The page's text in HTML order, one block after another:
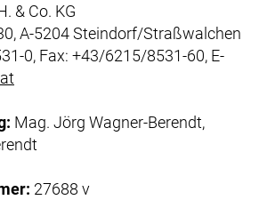
& Co. KG
A-5204 Steindorf/Straßwalchen
0, Fax: +43/6215/8531-60, E-
Mag. Jörg Wagner-Berendt,
27688 v